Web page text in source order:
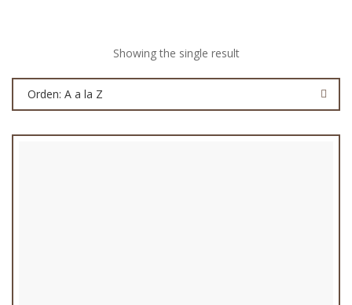
Showing the single result
Orden: A a la Z